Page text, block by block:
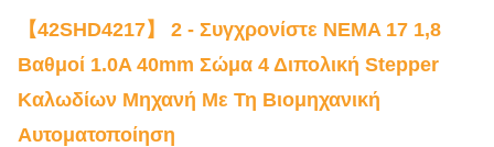
【42SHD4217】 2 - Συγχρονίστε NEMA 17 1,8
Βαθμοί 1.0A 40mm Σώμα 4 Διπολική Stepper
Καλωδίων Μηχανή Με Τη Βιομηχανική
Αυτοματοποίηση